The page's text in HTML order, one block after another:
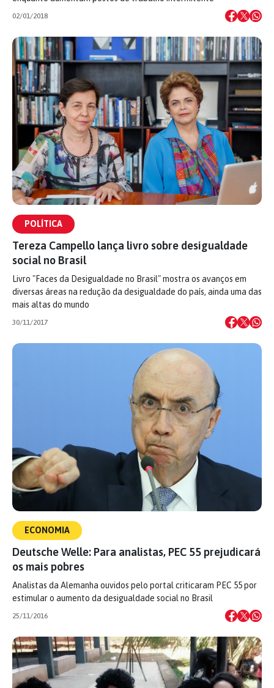
02/01/2018
POLÍTICA
Tereza Campello lança livro sobre desigualdade
social no Brasil
Livro "Faces da Desigualdade no Brasil" mostra os avanços em
diversas áreas na redução da desigualdade do país, ainda uma das
mais altas do mundo
30/11/2017
ECONOMIA
Deutsche Welle: Para analistas, PEC 55 prejudicará
os mais pobres
Analistas da Alemanha ouvidos pelo portal criticaram PEC 55 por
estimular o aumento da desigualdade social no Brasil
25/11/2016